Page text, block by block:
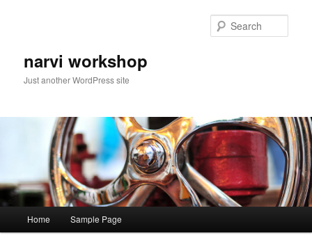
narvi workshop
Just another WordPress site
Skip to primary content
Skip to secondary content
Home Sample Page